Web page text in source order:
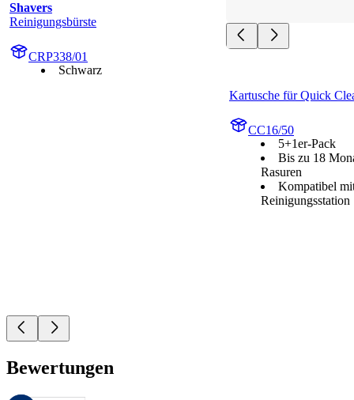
Shavers
Reinigungsbürste
CRP338/01
Schwarz
Kartusche für Quick
CC16/50
5+1er-Pack
Bis zu 18
Rasuren
Kompatibel
Reinigungsstation
Bewertungen